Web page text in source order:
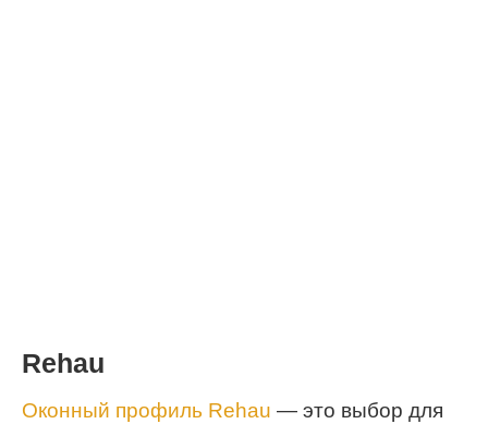
Rehau
Оконный профиль Rehau — это выбор для